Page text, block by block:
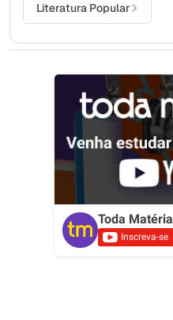
Literatura Popular
Toda Matéria
Inscreva-se